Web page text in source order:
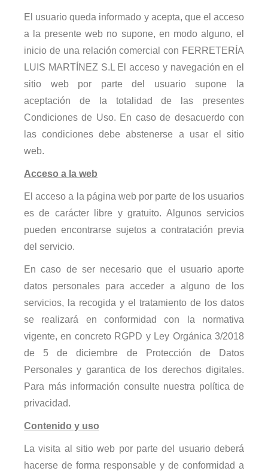
El usuario queda informado y acepta, que el acceso
a la presente web no supone, en modo alguno, el
inicio de una relación comercial con FERRETERÍA
LUIS MARTÍNEZ S.LEl acceso y navegación en el
sitio web por parte del usuario supone la
aceptación de la totalidad de las presentes
Condiciones de Uso. En caso de desacuerdo con
las condiciones debe abstenerse a usar el sitio
web.
Acceso a la web
El acceso a la página web por parte de los usuarios
es de carácter libre y gratuito. Algunos servicios
pueden encontrarse sujetos a contratación previa
del servicio.
En caso de ser necesario que el usuario aporte
datos personales para acceder a alguno de los
servicios, la recogida y el tratamiento de los datos
se realizará en conformidad con la normativa
vigente, en concreto RGPD y Ley Orgánica 3/2018
de 5 de diciembre de Protección de Datos
Personales y garantica de los derechos digitales.
Para más información consulte nuestra política de
privacidad.
Contenido y uso
La visita al sitio web por parte del usuario deberá
hacerse de forma responsable y de conformidad a